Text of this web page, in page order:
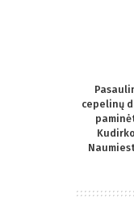
cepelinų